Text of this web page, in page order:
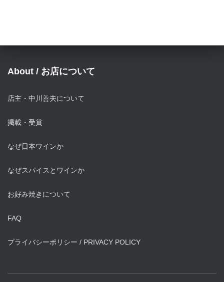
About / お店について
店主・中川善夫について
掲載・受賞
なぜ日本ワインか
なぜスパイスとワインか
お好み焼きについて
FAQ
プライバシーポリシー / PRIVACY POLICY